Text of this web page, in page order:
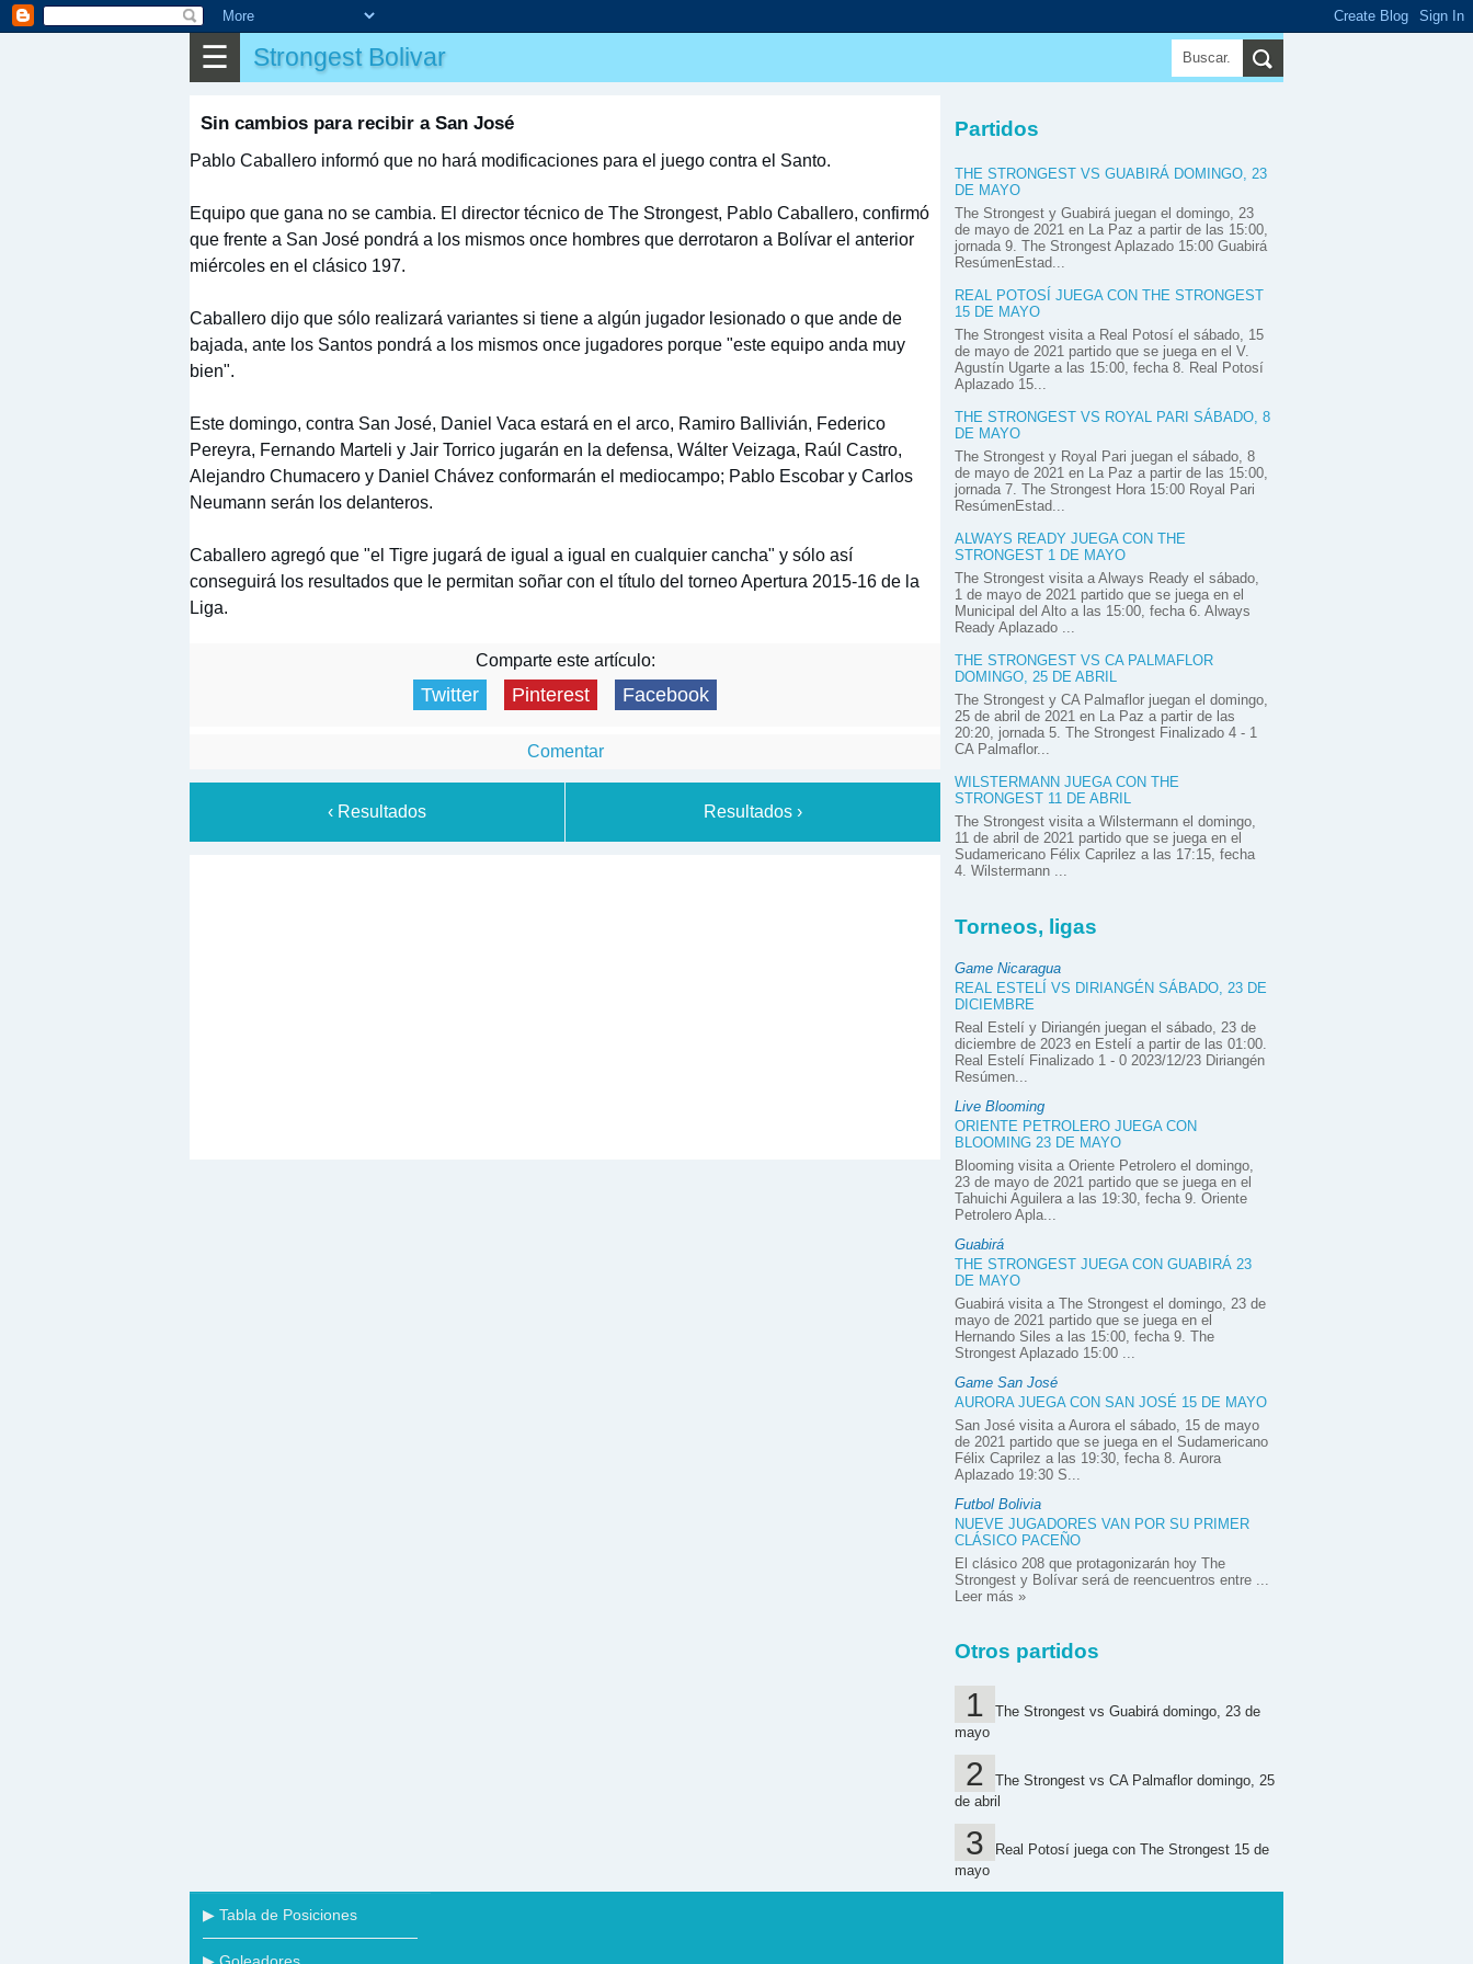
☰ Strongest Bolivar
Sin cambios para recibir a San José
Pablo Caballero informó que no hará modificaciones para el juego contra el Santo.
Equipo que gana no se cambia. El director técnico de The Strongest, Pablo Caballero, confirmó
que frente a San José pondrá a los mismos once hombres que derrotaron a Bolívar el anterior
miércoles en el clásico 197.
Caballero dijo que sólo realizará variantes si tiene a algún jugador lesionado o que ande de
bajada, ante los Santos pondrá a los mismos once jugadores porque "este equipo anda muy
bien".
Este domingo, contra San José, Daniel Vaca estará en el arco, Ramiro Ballivián, Federico
Pereyra, Fernando Marteli y Jair Torrico jugarán en la defensa, Wálter Veizaga, Raúl Castro,
Alejandro Chumacero y Daniel Chávez conformarán el mediocampo; Pablo Escobar y Carlos
Neumann serán los delanteros.
Caballero agregó que "el Tigre jugará de igual a igual en cualquier cancha" y sólo así
conseguirá los resultados que le permitan soñar con el título del torneo Apertura 2015-16 de la
Liga.
Comparte este artículo:
Twitter Pinterest Facebook
Comentar
‹ Resultados Resultados ›
Partidos
THE STRONGEST VS GUABIRÁ DOMINGO, 23
DE MAYO
The Strongest y Guabirá juegan el domingo, 23
de mayo de 2021 en La Paz a partir de las 15:00,
jornada 9. The Strongest Aplazado 15:00 Guabirá
ResúmenEstad...
REAL POTOSÍ JUEGA CON THE STRONGEST
15 DE MAYO
The Strongest visita a Real Potosí el sábado, 15
de mayo de 2021 partido que se juega en el V.
Agustín Ugarte a las 15:00, fecha 8. Real Potosí
Aplazado 15...
THE STRONGEST VS ROYAL PARI SÁBADO, 8
DE MAYO
The Strongest y Royal Pari juegan el sábado, 8
de mayo de 2021 en La Paz a partir de las 15:00,
jornada 7. The Strongest Hora 15:00 Royal Pari
ResúmenEstad...
ALWAYS READY JUEGA CON THE
STRONGEST 1 DE MAYO
The Strongest visita a Always Ready el sábado,
1 de mayo de 2021 partido que se juega en el
Municipal del Alto a las 15:00, fecha 6. Always
Ready Aplazado ...
THE STRONGEST VS CA PALMAFLOR
DOMINGO, 25 DE ABRIL
The Strongest y CA Palmaflor juegan el domingo,
25 de abril de 2021 en La Paz a partir de las
20:20, jornada 5. The Strongest Finalizado 4 - 1
CA Palmaflor...
WILSTERMANN JUEGA CON THE
STRONGEST 11 DE ABRIL
The Strongest visita a Wilstermann el domingo,
11 de abril de 2021 partido que se juega en el
Sudamericano Félix Caprilez a las 17:15, fecha
4. Wilstermann ...
Torneos, ligas
Game Nicaragua
REAL ESTELÍ VS DIRIANGÉN SÁBADO, 23 DE
DICIEMBRE
Real Estelí y Diriangén juegan el sábado, 23 de
diciembre de 2023 en Estelí a partir de las 01:00.
Real Estelí Finalizado 1 - 0 2023/12/23 Diriangén
Resúmen...
Live Blooming
ORIENTE PETROLERO JUEGA CON
BLOOMING 23 DE MAYO
Blooming visita a Oriente Petrolero el domingo,
23 de mayo de 2021 partido que se juega en el
Tahuichi Aguilera a las 19:30, fecha 9. Oriente
Petrolero Apla...
Guabirá
THE STRONGEST JUEGA CON GUABIRÁ 23
DE MAYO
Guabirá visita a The Strongest el domingo, 23 de
mayo de 2021 partido que se juega en el
Hernando Siles a las 15:00, fecha 9. The
Strongest Aplazado 15:00 ...
Game San José
AURORA JUEGA CON SAN JOSÉ 15 DE MAYO
San José visita a Aurora el sábado, 15 de mayo
de 2021 partido que se juega en el Sudamericano
Félix Caprilez a las 19:30, fecha 8. Aurora
Aplazado 19:30 S...
Futbol Bolivia
NUEVE JUGADORES VAN POR SU PRIMER
CLÁSICO PACEÑO
El clásico 208 que protagonizarán hoy The
Strongest y Bolívar será de reencuentros entre ...
Leer más »
Otros partidos
The Strongest vs Guabirá domingo, 23 de
mayo
The Strongest vs CA Palmaflor domingo, 25
de abril
Real Potosí juega con The Strongest 15 de
mayo
▶ Partidos
✎ Otros
▶ Tabla de Posiciones